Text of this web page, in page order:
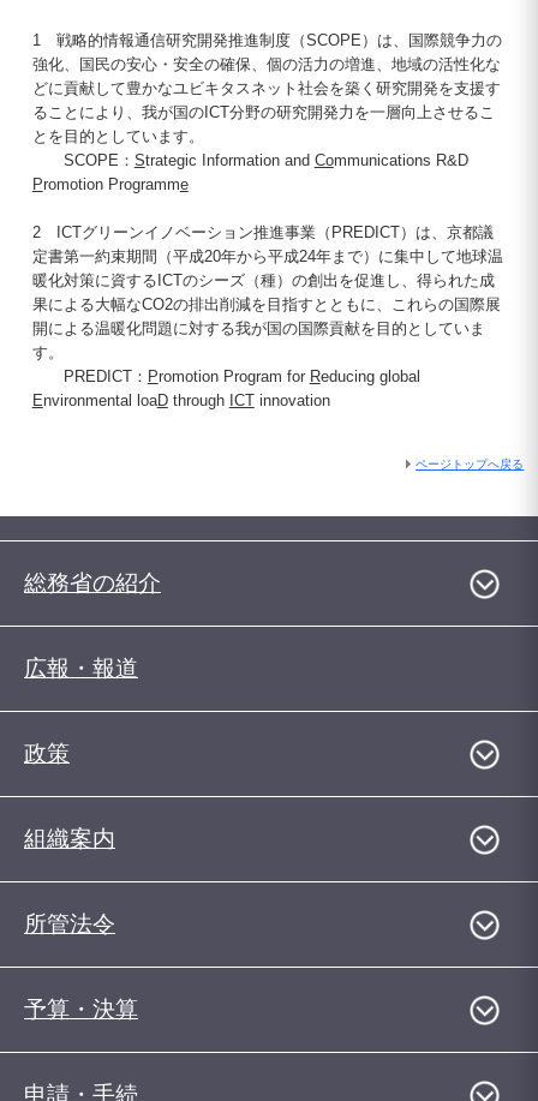
1 戦略的情報通信研究開発推進制度（SCOPE）は、国際競争力の
強化、国民の安心・安全の確保、個の活力の増進、地域の活性化な
どに貢献して豊かなユビキタスネット社会を築く研究開発を支援す
ることにより、我が国のICT分野の研究開発力を一層向上させるこ
とを目的としています。
SCOPE： Strategic Information and Communications R&D
Promotion Programme
2 ICTグリーンイノベーション推進事業（PREDICT）は、京都議
定書第一約束期間（平成20年から平成24年まで）に集中して地球温
暖化対策に資するICTのシーズ（種）の創出を促進し、得られた成
果による大幅なCO2の排出削減を目指すとともに、これらの国際展
開による温暖化問題に対する我が国の国際貢献を目的としていま
す。
PREDICT： Promotion Program for Reducing global
Environmental loaDthrough ICTinnovation
ページトップへ戻る
総務省の紹介
広報・報道
政策
組織案内
所管法令
予算・決算
申請・手続